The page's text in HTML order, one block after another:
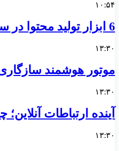
۱۰:۵۴
6 ابزار تولید محتوا در سنجور که هر نویسنده به آن‌ها نیاز دارد
۱۳:۳۰
موتور هوشمند
۱۳:۳۰
آینده ارتباطات
۱۳:۳۰